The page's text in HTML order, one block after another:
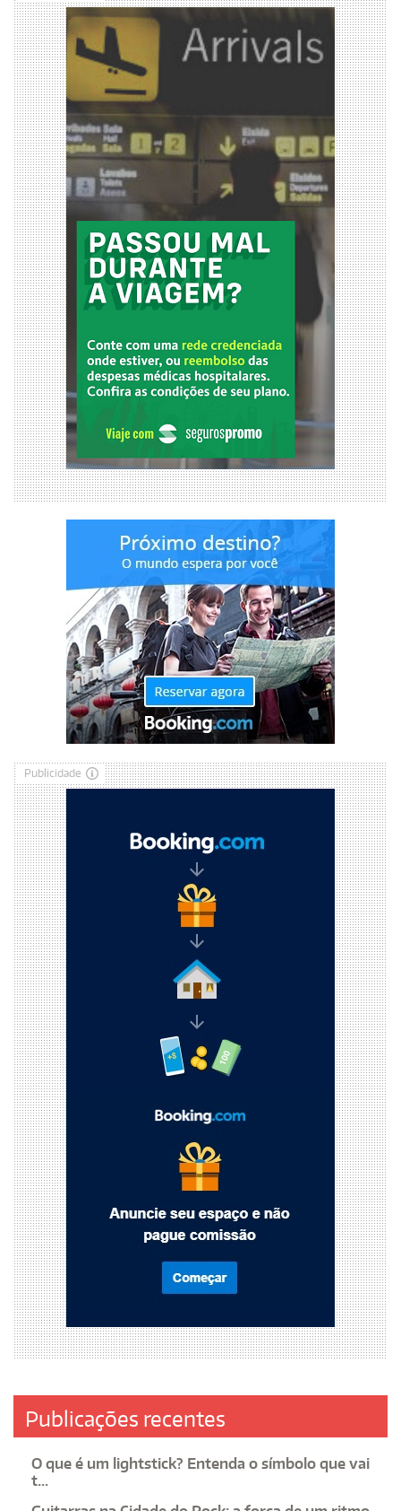
Publicidade
Publicações recentes
O que é um lightstick? Entenda o símbolo que vai
t...